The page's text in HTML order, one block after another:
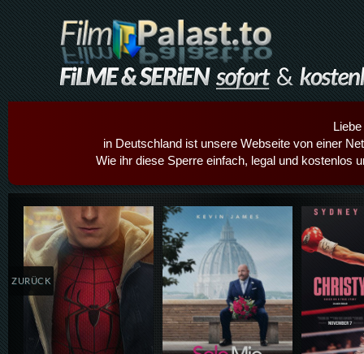
in Deutschland ist unsere Webseite von einer
Wie ihr diese Sperre einfach, legal und kostenlos
Details,Play Details,Play
ZURÜCK